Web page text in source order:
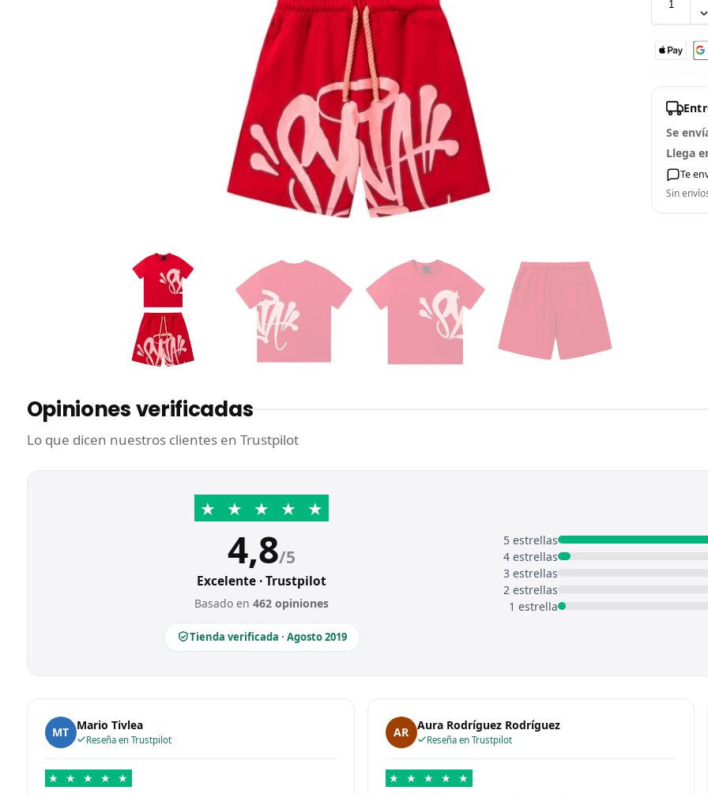
Se
Llega
Te
Sin
Opiniones verificadas
Lo que dicen nuestros clientes en Trustpilot
★ ★ ★ ★ ★
4,8/5
Excelente · Trustpilot
Basado en462 opiniones
Tienda verificada · Agosto 2019
5 estrellas
4 estrellas
3 estrellas
2 estrellas
1 estrella
MT Mario Tivlea
Reseña en Trustpilot
★ ★ ★ ★ ★
AR Aura Rodríguez Rodríguez
Reseña en Trustpilot
★ ★ ★ ★ ★